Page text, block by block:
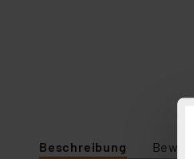
Beschreibung